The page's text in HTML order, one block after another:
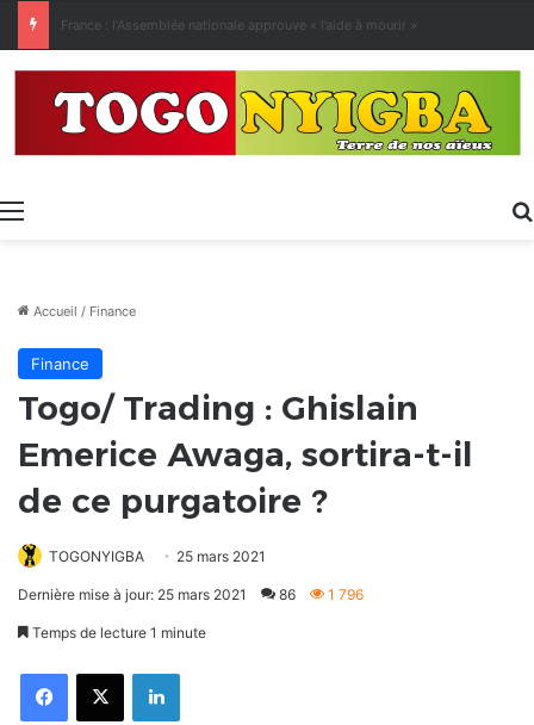
Menu
Accueil / Finance
Finance
Togo/ Trading : Ghislain
Emerice Awaga, sortira-t-il
de ce purgatoire ?
TOGONYIGBA 25 mars 2021
Dernière mise à jour: 25 mars 2021 86 1 796
Temps de lecture 1 minute
FacebookX Linkedin